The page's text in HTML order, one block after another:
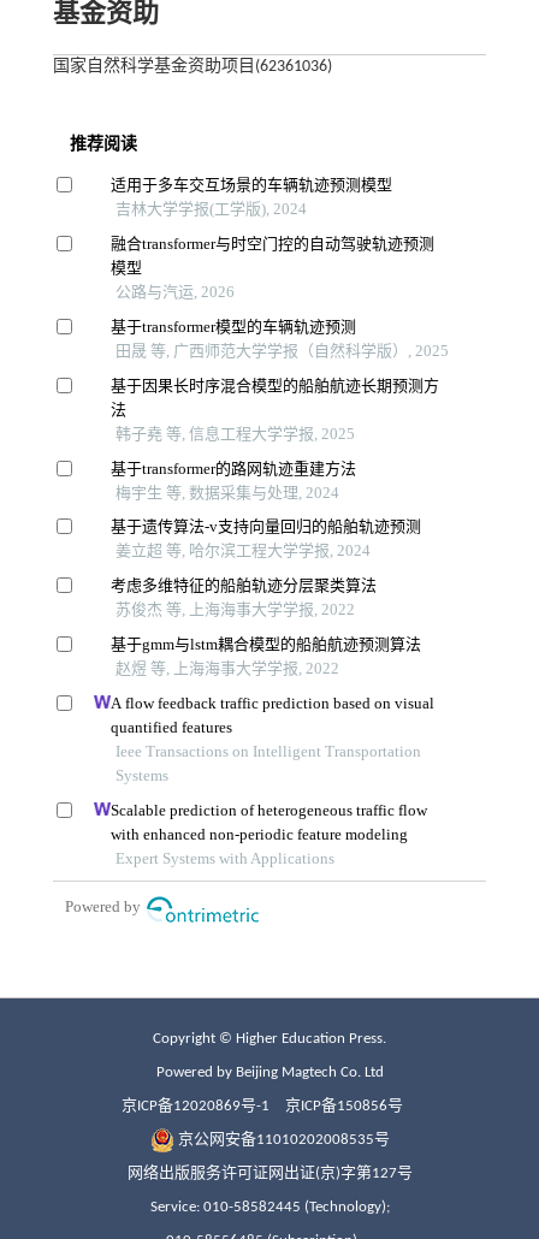
基金资助
国家自然科学基金资助项目(62361036)
Copyright © Higher Education Press.
Powered by Beijing Magtech Co. Ltd
京ICP备12020869号-1 京ICP备150856号
京公网安备11010202008535号
网络出版服务许可证网出证(京)字第127号
Service: 010-58582445 (Technology);